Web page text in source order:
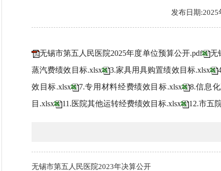
发布日期:2025
无锡市第五人民医院2025年度单位预算公开.pdf
无
蒸汽费绩效目标.xlsx
3.家具用具购置绩效目标.xlsx
效目标.xlsx
7.专用材料经费绩效目标.xlsx
8.信息
目.xlsx
11.医院其他运转经费绩效目标.xlsx 12.市五
无锡市第五人民医院2023年决算公开